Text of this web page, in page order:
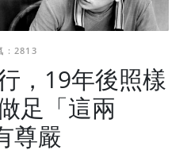
: 2813
，19年後照樣
足「這兩
尊嚴